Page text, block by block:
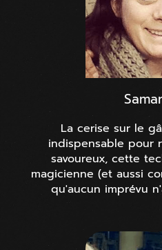
La cerise sur le
indispensable pour
savoureux, cette
magicienne (et aussi
qu'aucun imprévu